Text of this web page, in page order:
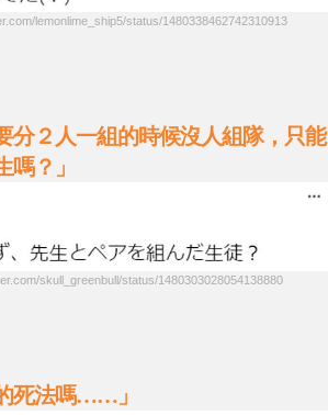
lemonlime_ship5/status/1480338462742310913
分２人一組的時候沒人組隊，只能
嗎？」
skull_greenbull/status/1480303028054138880
死法嗎……」